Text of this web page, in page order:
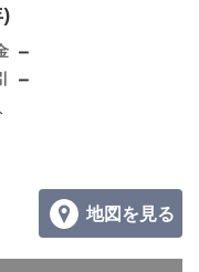
－
－
地図を見る